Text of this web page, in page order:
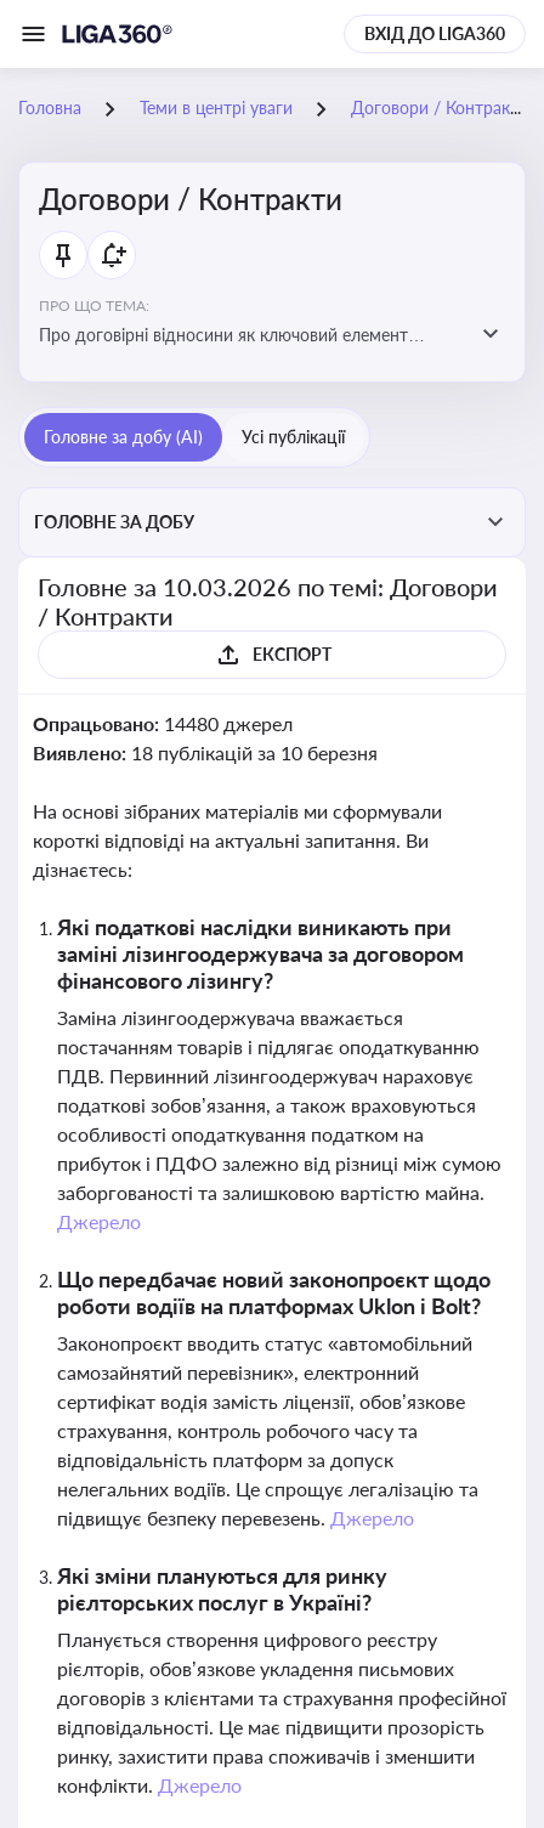
ВХІД ДО LIGA360
Головна Теми в центрі уваги Договори / Контракти
Договори / Контракти
ПРО ЩО ТЕМА:
Про договірні відносини як ключовий елемент
зобов’язань за договором та розірвання договору
Головне за добу (AI) Усі публікації
ГОЛОВНЕ ЗА ДОБУ
Головне за 10.03.2026 по темі: Договори
/ Контракти
ЕКСПОРТ
Опрацьовано: 14480 джерел
Виявлено: 18 публікацій за 10 березня
На основі зібраних матеріалів ми сформували
короткі відповіді на актуальні запитання. Ви
дізнаєтесь:
Які податкові наслідки виникають при
заміні лізингоодержувача за договором
фінансового лізингу?
Заміна лізингоодержувача вважається
постачанням товарів і підлягає оподаткуванню
ПДВ. Первинний лізингоодержувач нараховує
податкові зобов’язання, а також враховуються
особливості оподаткування податком на
прибуток і ПДФО залежно від різниці між сумою
заборгованості та залишковою вартістю майна.
Джерело
Що передбачає новий законопроєкт щодо
роботи водіїв на платформах Uklon і Bolt?
Законопроєкт вводить статус «автомобільний
самозайнятий перевізник», електронний
сертифікат водія замість ліцензії, обов’язкове
страхування, контроль робочого часу та
відповідальність платформ за допуск
нелегальних водіїв. Це спрощує легалізацію та
підвищує безпеку перевезень. Джерело
Які зміни плануються для ринку
рієлторських послуг в Україні?
Планується створення цифрового реєстру
рієлторів, обов’язкове укладення письмових
договорів з клієнтами та страхування професійної
відповідальності. Це має підвищити прозорість
ринку, захистити права споживачів і зменшити
конфлікти. Джерело